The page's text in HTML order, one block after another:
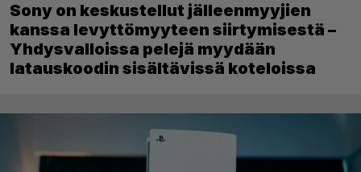
Sony on keskustellut jälleenmyyjien
kanssa levyttömyyteen siirtymisestä –
Yhdysvalloissa pelejä myydään
latauskoodin sisältävissä koteloissa